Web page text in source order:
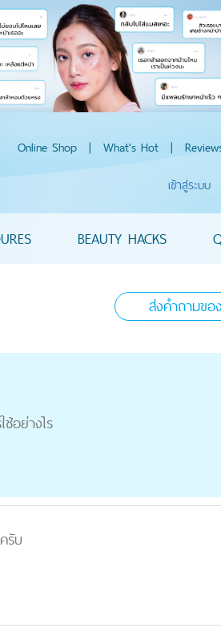
Online Shop | What's Hot |
เข้าสู่ระบบ
BEAUTY HACKS
ส่งคำถามข
อย่างไร
รับ